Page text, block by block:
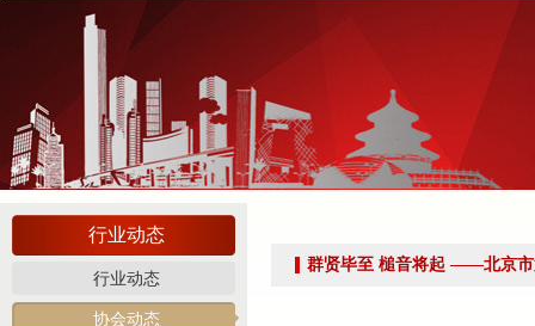
北京拍卖协会会长姚光锋在2026年全国拍卖行业协会工作会上的交流发言稿
北京拍卖协会参加“2026年全国拍卖行业协会工作会”——姚光锋会长做交流发言
聚势 积微 修德 灵变——协会五届三次会员大会总结发言稿
关于北京地区拍卖企业安全生产和消防安全倡议书
京辽拍卖协会座谈交流 共商转型新发展
规范运营强基础 跨业合作促发展——联合党委第六联合党支部到北京国际会议展览
“协会+媒体+法律联动”助力企业发展系列活动之十 ——走进会员单位北京恒泰博车
关于做好夏季防暑降温及汛期安全生产工作的通知
党建引领促发展 走访调研谋新篇 ——联合党委第六联合党支部走访北京市国际技术
行业动态
行业动态
协会动态
群贤毕至 槌音将起 ——北京市